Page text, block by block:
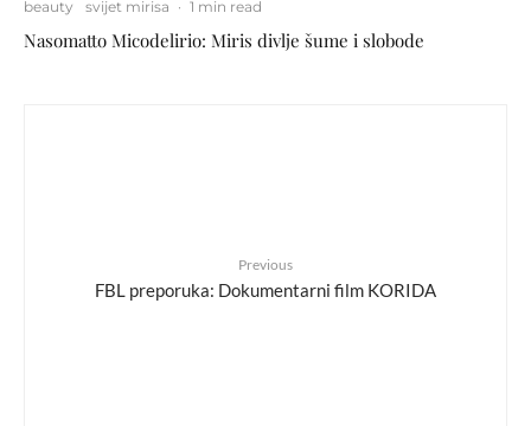
beauty svijet mirisa · 1 min read
Nasomatto Micodelirio: Miris divlje šume i slobode
Previous
FBL preporuka: Dokumentarni film KORIDA